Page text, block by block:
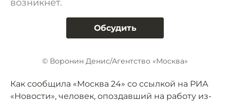
возникнет.
Обсудить
© Воронин Денис/Агентство «Москва»
Как сообщила «Москва 24» со ссылкой на РИА
«Новости», человек, опоздавший на работу из-